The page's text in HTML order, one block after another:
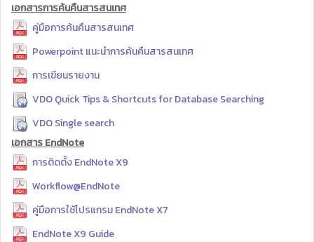
เอกสารการค้นคืนสารสนเทศ
คู่มือการค้นคืนสารสนเทศ
Powerpoint แนะนำการค้นคืนสารสนเทศ
การเขียนรายงาน
VDO Quick Tips & Shortcuts for Database Searching
VDO Single search
เอกสาร EndNote
การติดตั้ง EndNote X9
Workflow@EndNote
คู่มือการใช้โปรแกรม EndNote X7
EndNote X9 Guide